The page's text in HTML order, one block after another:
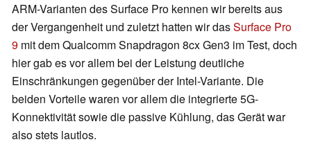
ARM-Varianten des Surface Pro kennen wir bereits aus
der Vergangenheit und zuletzt hatten wir dasSurface Pro
9 mit dem Qualcomm Snapdragon 8cx Gen3 im Test, doch
hier gab es vor allem bei der Leistung deutliche
Einschränkungen gegenüber der Intel-Variante. Die
beiden Vorteile waren vor allem die integrierte 5G-
Konnektivität sowie die passive Kühlung, das Gerät war
also stets lautlos.